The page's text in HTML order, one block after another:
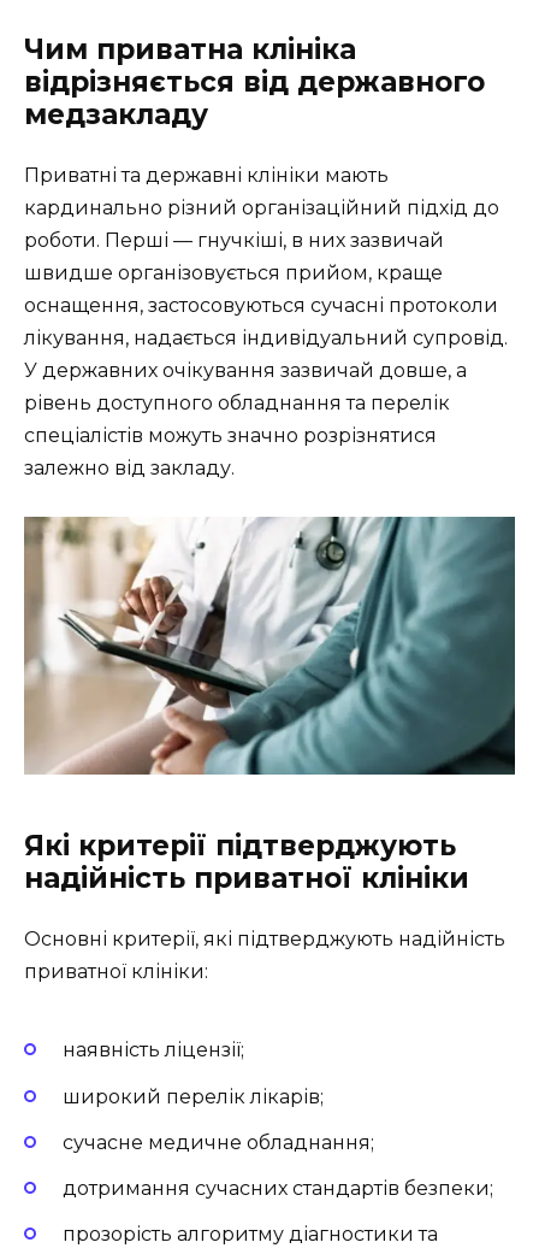
Чим приватна клініка
відрізняється від державного
медзакладу
Приватні та державні клініки мають
кардинально різний організаційний підхід до
роботи. Перші — гнучкіші, в них зазвичай
швидше організовується прийом, краще
оснащення, застосовуються сучасні протоколи
лікування, надається індивідуальний супровід.
У державних очікування зазвичай довше, а
рівень доступного обладнання та перелік
спеціалістів можуть значно розрізнятися
залежно від закладу.
Які критерії підтверджують
надійність приватної клініки
Основні критерії, які підтверджують надійність
приватної клініки:
наявність ліцензії;
широкий перелік лікарів;
сучасне медичне обладнання;
дотримання сучасних стандартів безпеки;
прозорість алгоритму діагностики та